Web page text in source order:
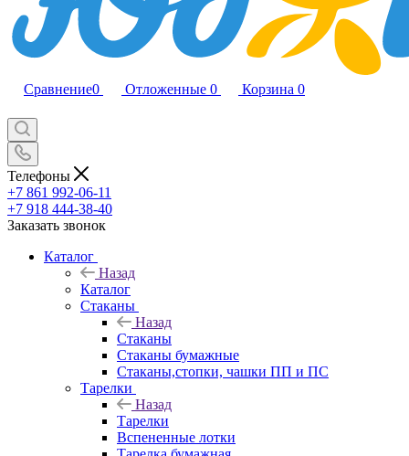
Сравнение0 Отложенные 0 Корзина 0
Телефоны
+7 861 992-06-11
+7 918 444-38-40
Заказать звонок
Каталог
Назад
Каталог
Стаканы
Назад
Стаканы
Стаканы бумажные
Стаканы,стопки, чашки ПП и ПС
Тарелки
Назад
Тарелки
Вспененные лотки